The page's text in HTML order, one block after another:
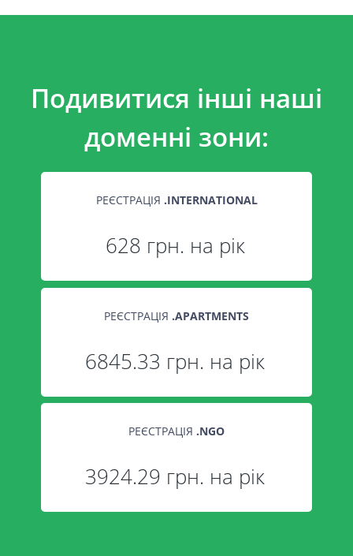
Подивитися інші наші
доменні зони:
РЕЄСТРАЦІЯ .INTERNATIONAL
628 грн. на рік
РЕЄСТРАЦІЯ .APARTMENTS
6845.33 грн. на рік
РЕЄСТРАЦІЯ .NGO
3924.29 грн. на рік